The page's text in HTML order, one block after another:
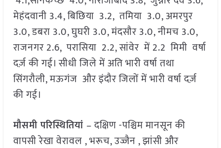
मेहंदवानी 3.4, बिछिया 3.2, तमिया 3.0, अमरपुर
3.0, डबरा 3.0, घुघरी 3.0, मंदसौर 3.0, नीमच 3.0,
राजनगर 2.6, परासिया 2.2, सांवेर में 2.2 मिमी वर्षा
दर्ज़ की गई। सीधी जिले में अति भारी वर्षा तथा
सिंगरौली, मऊगंज और इंदौर जिलों में भारी वर्षा दर्ज़
की गई।
मौसमी परिस्थितियां – दक्षिण -पश्चिम मानसून की
वापसी रेखा वेरावल , भरूच, उज्जैन , झांसी और